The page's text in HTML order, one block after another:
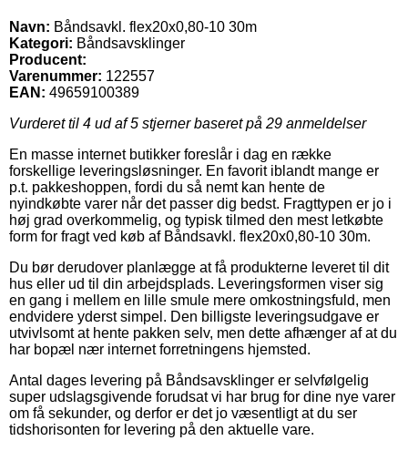
Navn: Båndsavkl. flex20x0,80-10 30m
Kategori: Båndsavsklinger
Producent:
Varenummer: 122557
EAN: 49659100389
Vurderet til 4 ud af 5 stjerner baseret på 29 anmeldelser
En masse internet butikker foreslår i dag en række
forskellige leveringsløsninger. En favorit iblandt mange er
p.t. pakkeshoppen, fordi du så nemt kan hente de
nyindkøbte varer når det passer dig bedst. Fragttypen er jo i
høj grad overkommelig, og typisk tilmed den mest letkøbte
form for fragt ved køb af Båndsavkl. flex20x0,80-10 30m.
Du bør derudover planlægge at få produkterne leveret til dit
hus eller ud til din arbejdsplads. Leveringsformen viser sig
en gang i mellem en lille smule mere omkostningsfuld, men
endvidere yderst simpel. Den billigste leveringsudgave er
utvivlsomt at hente pakken selv, men dette afhænger af at du
har bopæl nær internet forretningens hjemsted.
Antal dages levering på Båndsavsklinger er selvfølgelig
super udslagsgivende forudsat vi har brug for dine nye varer
om få sekunder, og derfor er det jo væsentligt at du ser
tidshorisonten for levering på den aktuelle vare.